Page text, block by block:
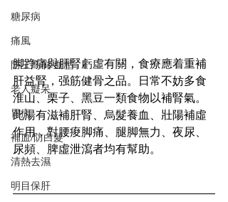
糖尿病
痛風
防三高/降血壓
老人癡呆
胃病
補血/防白髮
清熱去濕
明目保肝
脚踭痛與肝腎虧虛有關，食療應着重補
肝益腎，强筋健骨之品。日常不妨多食
淮山、栗子、黑豆一類食物以補腎氣。
此湯有滋補肝腎、烏髮養血、壯陽補虛
作用，對腰痠脚痛、腿脚無力、夜尿、
尿頻、脾虛泄瀉者均有幫助。